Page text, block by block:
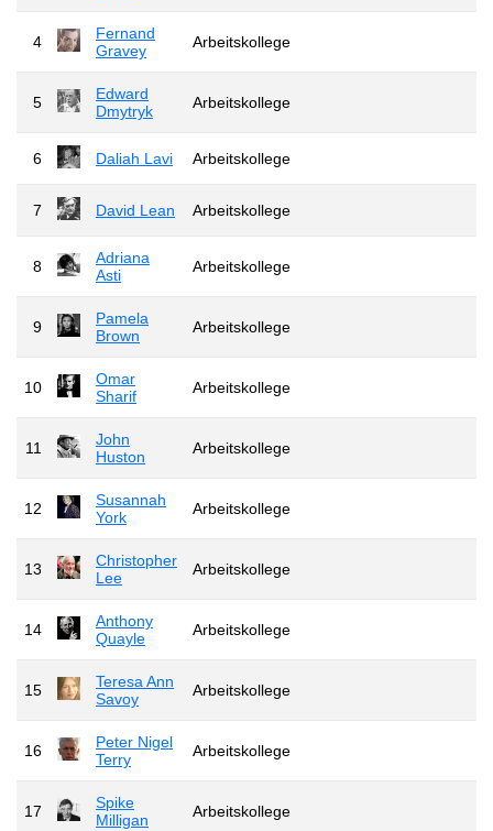
4
Fernand
Gravey
Arbeitskollege
5
Edward
Dmytryk
Arbeitskollege
6 Daliah Lavi Arbeitskollege
7 David Lean Arbeitskollege
8
Adriana
Asti
Arbeitskollege
9
Pamela
Brown
Arbeitskollege
10
Omar
Sharif
Arbeitskollege
11
John
Huston
Arbeitskollege
12
Susannah
York
Arbeitskollege
13
Christopher
Lee
Arbeitskollege
14
Anthony
Quayle
Arbeitskollege
15
Teresa Ann
Savoy
Arbeitskollege
16
Peter Nigel
Terry
Arbeitskollege
17
Spike
Milligan
Arbeitskollege